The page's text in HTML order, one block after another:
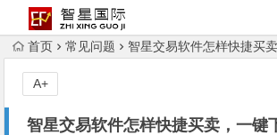
首页 常见问题 智星交易软件怎样快捷买
智星交易软件怎样快捷买卖，一键
A+